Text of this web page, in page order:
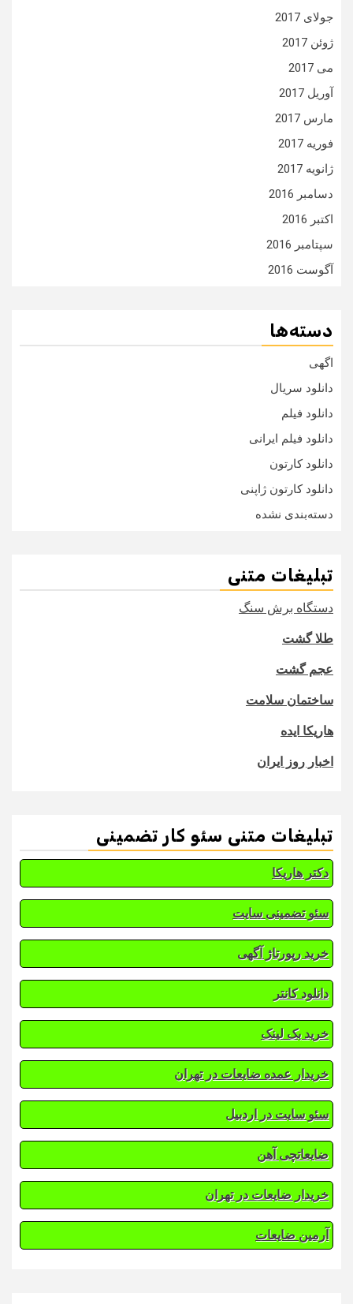
جولای 2017
ژوئن 2017
می 2017
آوریل 2017
مارس 2017
فوریه 2017
ژانویه 2017
دسامبر 2016
اکتبر 2016
سپتامبر 2016
آگوست 2016
دسته‌ها
اگهی
دانلود سریال
دانلود فیلم
دانلود فیلم ایرانی
دانلود کارتون
دانلود کارتون ژاپنی
دسته‌بندی نشده
تبلیغات متنی
دستگاه برش سنگ
طلا گشت
عجم گشت
ساختمان سلامت
هاریکا ایده
اخبار روز ایران
تبلیغات متنی سئو کار تضمینی
دکتر هاریکا
سئو تضمینی سایت
خرید رپورتاژ آگهی
دانلود کانتر
خرید بک لینک
خریدار عمده ضایعات در تهران
سئو سایت در اردبیل
ضایعاتچی آهن
خریدار ضایعات در تهران
آرمین ضایعات